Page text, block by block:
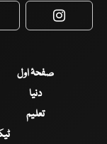
صفحۂ اول
دنیا
تعلیم